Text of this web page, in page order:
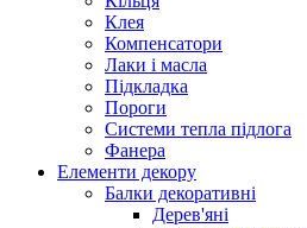
Клея
Компенсатори
Лаки і масла
Підкладка
Пороги
Системи тепла підлога
Фанера
Елементи декору
Балки декоративні
Дерев'яні